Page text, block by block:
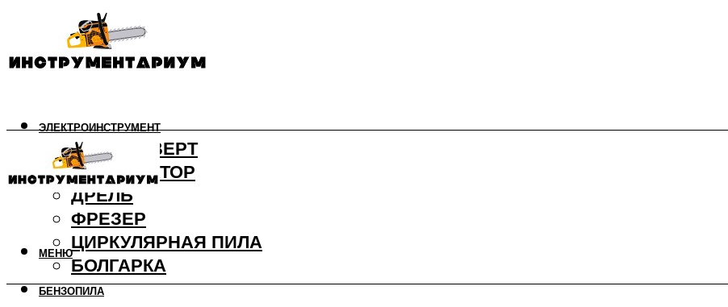
ЭЛЕКТРОИНСТРУМЕНТ
ШУРУПОВЕРТ
ПЕРФОРАТОР
ДРЕЛЬ
ФРЕЗЕР
ЦИРКУЛЯРНАЯ ПИЛА
БОЛГАРКА
БЕНЗОПИЛА
МЕНЮ